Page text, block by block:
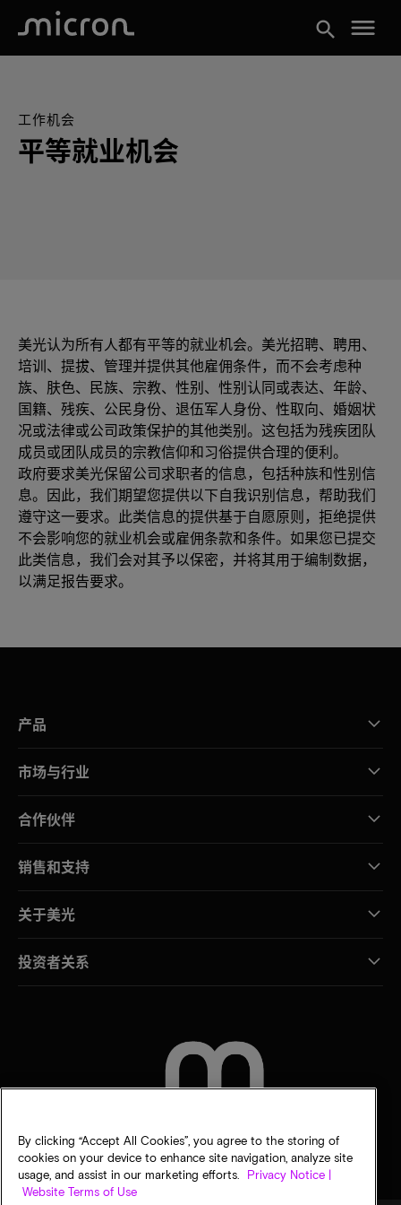
search menu
工作机会
平等就业机会
美光认为所有人都有平等的就业机会。美光招聘、聘用、
培训、提拔、管理并提供其他雇佣条件，而不会考虑种
族、肤色、民族、宗教、性别、性别认同或表达、年龄、
国籍、残疾、公民身份、退伍军人身份、性取向、婚姻状
况或法律或公司政策保护的其他类别。这包括为残疾团队
成员或团队成员的宗教信仰和习俗提供合理的便利。
政府要求美光保留公司求职者的信息，包括种族和性别信
息。因此，我们期望您提供以下自我识别信息，帮助我们
遵守这一要求。此类信息的提供基于自愿原则，拒绝提供
不会影响您的就业机会或雇佣条款和条件。如果您已提交
此类信息，我们会对其予以保密，并将其用于编制数据，
以满足报告要求。
产品
市场与行业
合作伙伴
销售和支持
关于美光
投资者关系
By clicking “Accept All Cookies”, you agree to the storing of
cookies on your device to enhance site navigation, analyze site
usage, and assist in our marketing efforts.
Privacy Notice |
Website Terms of Use